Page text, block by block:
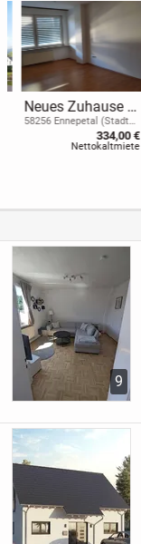
Neues Zuhause in
Ennepetal
58256 Ennepetal (Stadt
334,00 €
Nettokaltmiete
9